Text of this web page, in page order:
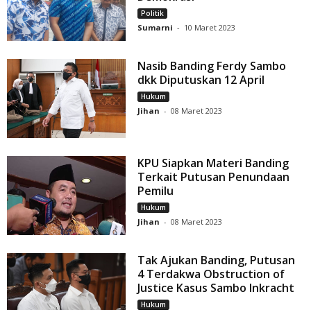
Politik
Sumarni - 10 Maret 2023
Nasib Banding Ferdy Sambo
dkk Diputuskan 12 April
Hukum
Jihan - 08 Maret 2023
KPU Siapkan Materi Banding
Terkait Putusan Penundaan
Pemilu
Hukum
Jihan - 08 Maret 2023
Tak Ajukan Banding, Putusan
4 Terdakwa Obstruction of
Justice Kasus Sambo Inkracht
Hukum